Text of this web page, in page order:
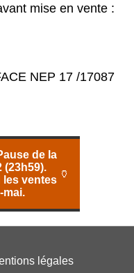
mise en vente :
NEP 17 /17087
de la
(23h59).
les ventes
mai.
🏺
légales